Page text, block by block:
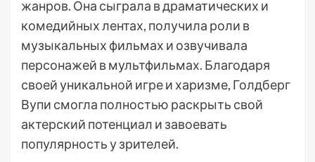
жанров. Она сыграла в драматических и
комедийных лентах, получила роли в
музыкальных фильмах и озвучивала
персонажей в мультфильмах. Благодаря
своей уникальной игре и харизме, Голдберг
Вупи смогла полностью раскрыть свой
актерский потенциал и завоевать
популярность у зрителей.